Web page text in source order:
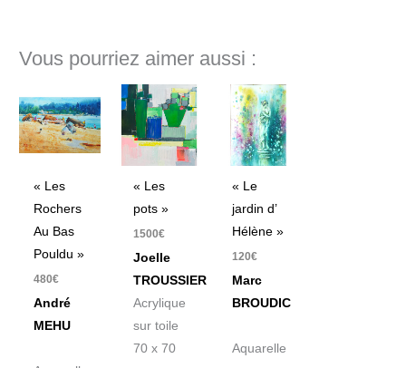
Vous pourriez aimer aussi :
« Les
Rochers
Au Bas
Pouldu »
480€
André
MEHU
« Les
pots »
1500€
Joelle
TROUSSIER
Acrylique
sur toile
70 x 70
« Le
jardin d’
Hélène »
120€
Marc
BROUDIC
Aquarelle